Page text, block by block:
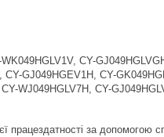
WK049HGLV1V, CY-
GJ049HGEV1H, CY-
WJ049HGLV7H, CY-
працездатності за допомогою